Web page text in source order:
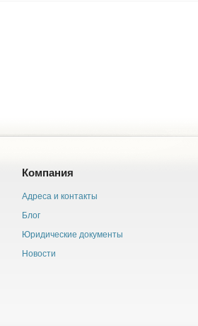
Компания
Адреса и контакты
Блог
Юридические документы
Новости